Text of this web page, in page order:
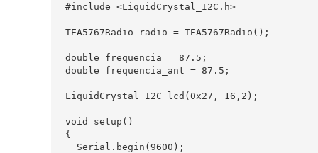
#include <LiquidCrystal_I2C.h>
TEA5767Radio radio = TEA5767Radio();
double frequencia = 87.5;
double frequencia_ant = 87.5;
LiquidCrystal_I2C lcd(0x27, 16,2);
void setup()
{
  Serial.begin(9600);